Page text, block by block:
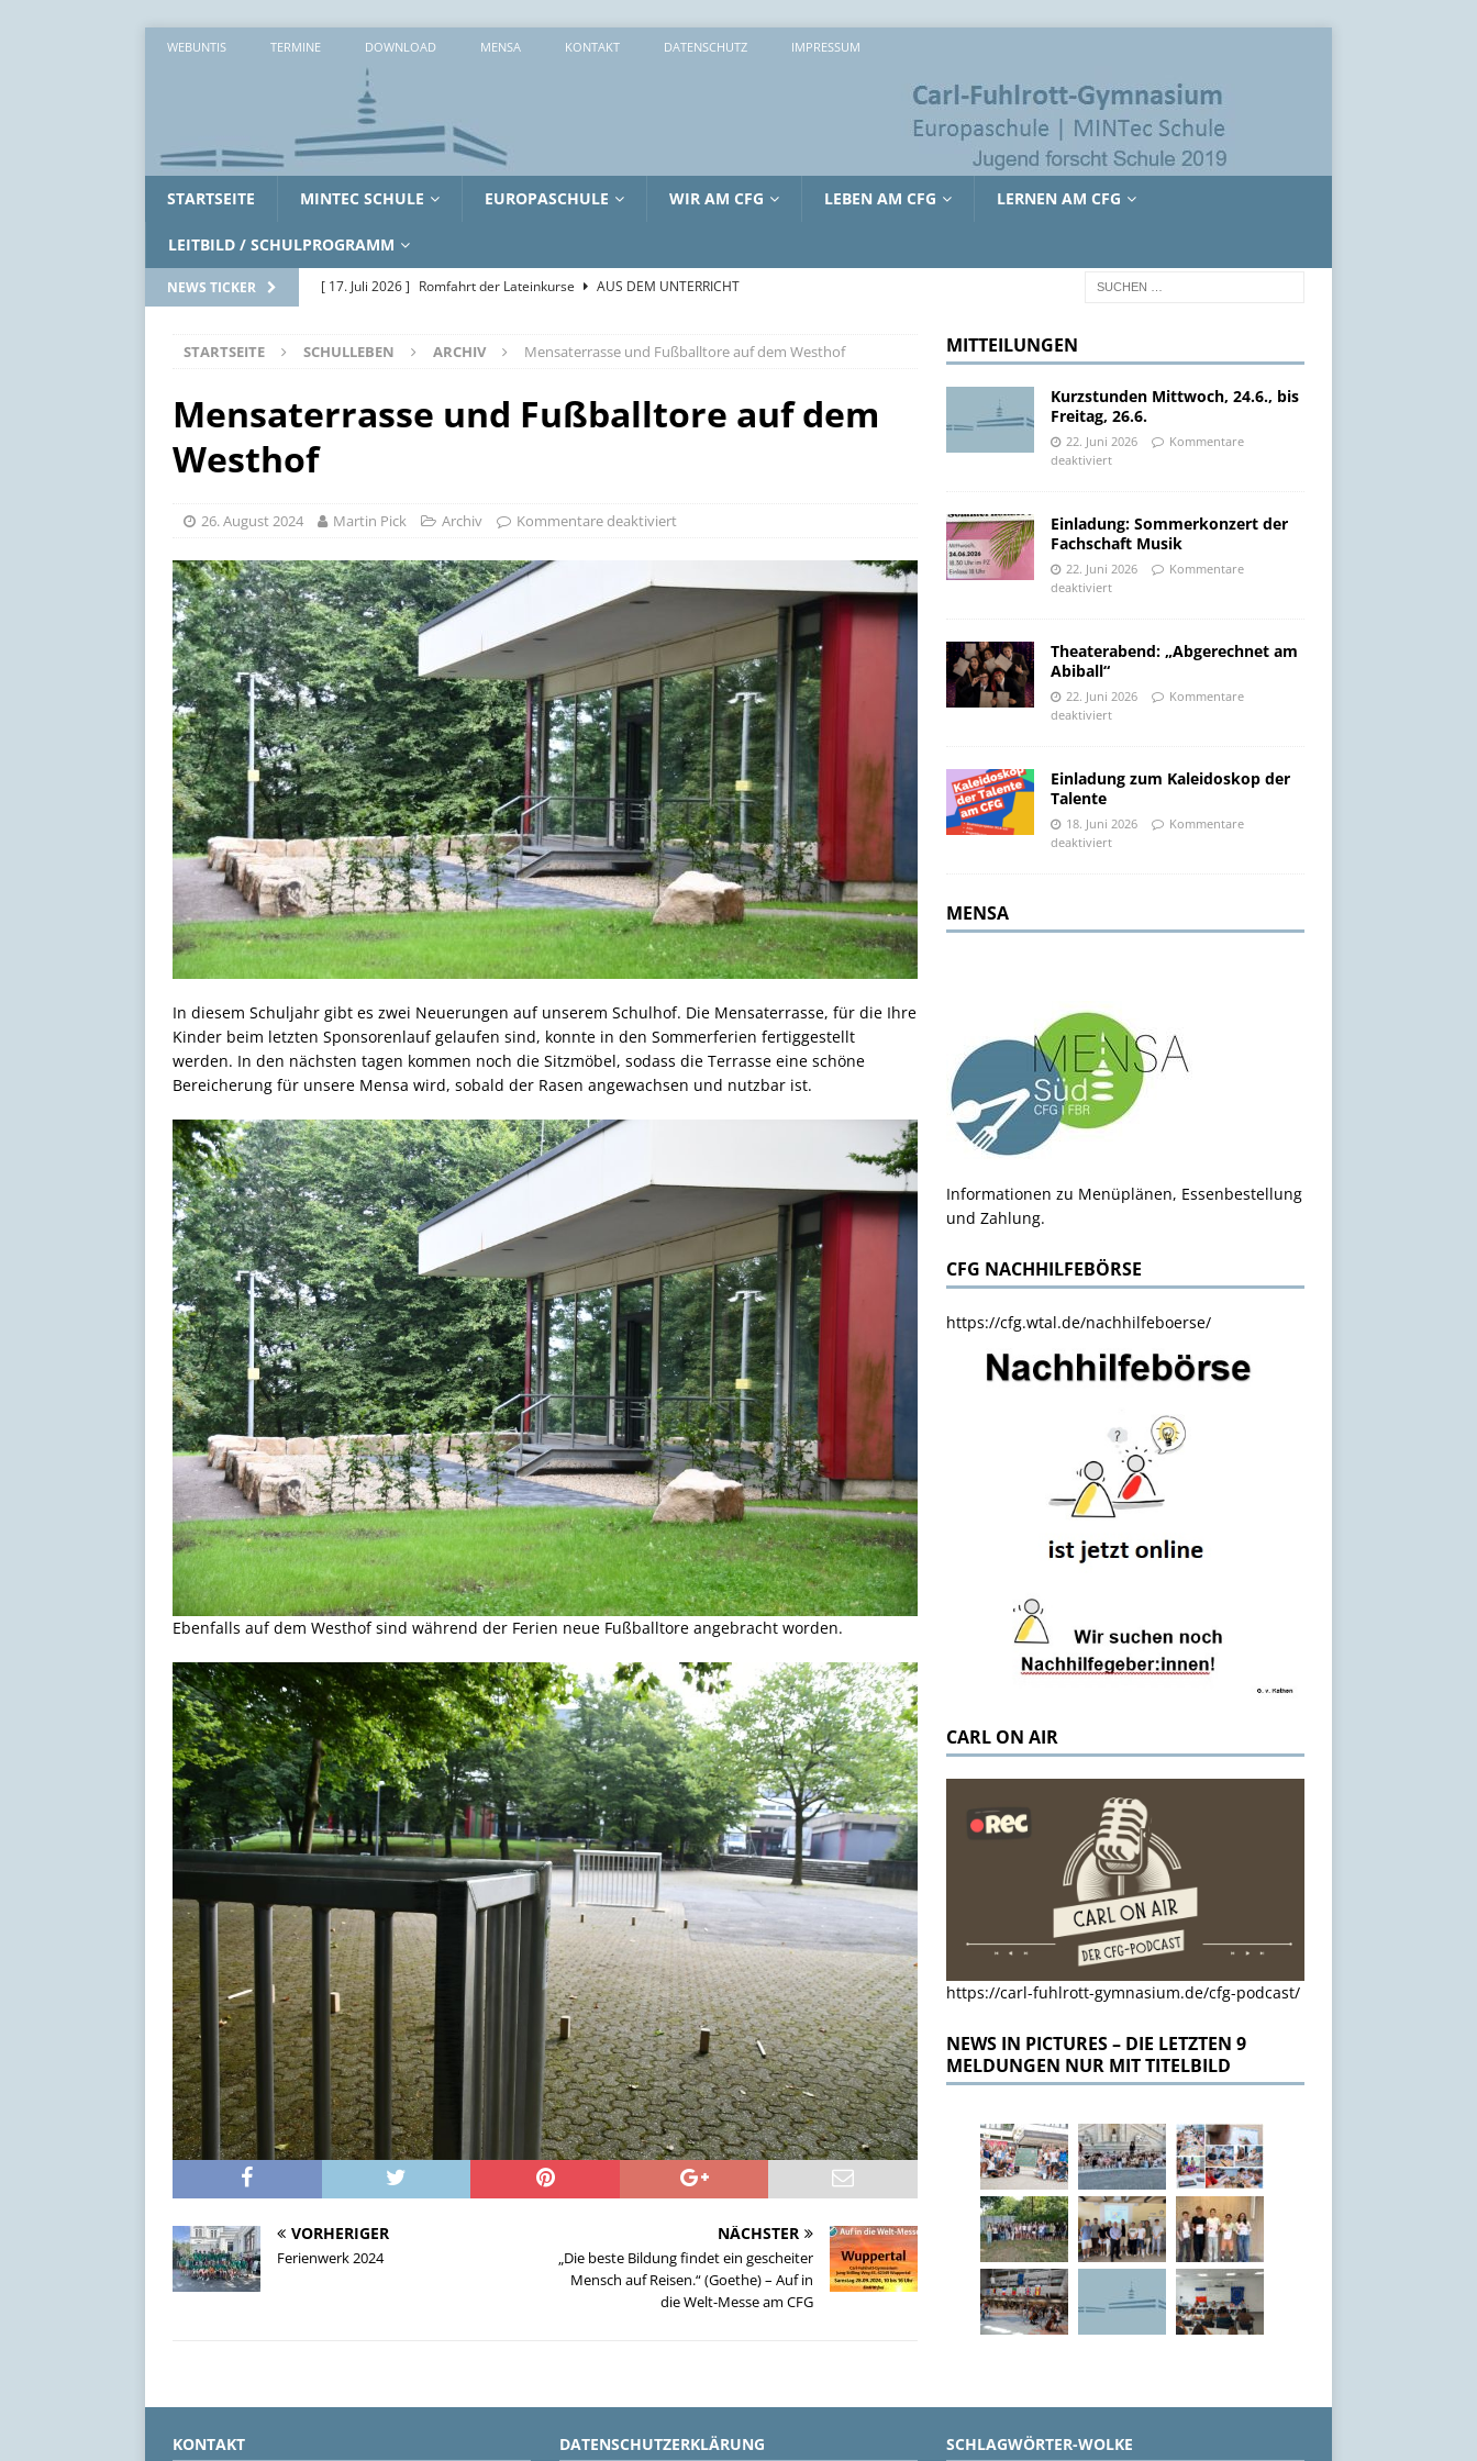
WEBUNTIS TERMINE DOWNLOAD MENSA KONTAKT DATENSCHUTZ IMPRESSUM
STARTSEITE MINTEC SCHULE EUROPASCHULE WIR AM CFG LEBEN AM CFG LERNEN AM CFG
LEITBILD / SCHULPROGRAMM
NEWS TICKER [ 17. Juli 2026 ] Romfahrt der Lateinkurse
AUS DEM UNTERRICHT
ALLGEMEIN
Zwei erlebnisreiche Tage in Lille
AUS DEM UNTERRICHT
STARTSEITE SCHULLEBEN ARCHIV Mensaterrasse und Fußballtore auf dem Westhof
Mensaterrasse und Fußballtore auf dem
Westhof
26. August 2024 Martin Pick Archiv Kommentare deaktiviert
In diesem Schuljahr gibt es zwei Neuerungen auf unserem Schulhof. Die Mensaterrasse, für die Ihre
Kinder beim letzten Sponsorenlauf gelaufen sind, konnte in den Sommerferien fertiggestellt
werden. In den nächsten tagen kommen noch die Sitzmöbel, sodass die Terrasse eine schöne
Bereicherung für unsere Mensa wird, sobald der Rasen angewachsen und nutzbar ist.
Ebenfalls auf dem Westhof sind während der Ferien neue Fußballtore angebracht worden.
VORHERIGER
Ferienwerk 2024
NÄCHSTER
„Die beste Bildung findet ein gescheiter
Mensch auf Reisen.“ (Goethe) – Auf in
die Welt-Messe am CFG
MITTEILUNGEN
Kurzstunden Mittwoch, 24.6., bis
Freitag, 26.6.
22. Juni 2026
Kommentare
deaktiviert
Einladung: Sommerkonzert der
Fachschaft Musik
22. Juni 2026
Kommentare
deaktiviert
Theaterabend: „Abgerechnet am
Abiball“
22. Juni 2026
Kommentare
deaktiviert
Einladung zum Kaleidoskop der
Talente
18. Juni 2026
Kommentare
deaktiviert
MENSA
Informationen zu Menüplänen, Essenbestellung
und Zahlung.
CFG NACHHILFEBÖRSE
https://cfg.wtal.de/nachhilfeboerse/
CARL ON AIR
https://carl-fuhlrott-gymnasium.de/cfg-podcast/
NEWS IN PICTURES – DIE LETZTEN 9
MELDUNGEN NUR MIT TITELBILD
KONTAKT DATENSCHUTZERKLÄRUNG SCHLAGWÖRTER-WOLKE